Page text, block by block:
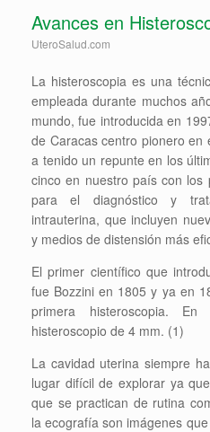
Avances en
UteroSalud.com
La histeroscopia es una
empleada durante muchos
mundo, fue introducida en
de Caracas centro pionero en
a tenido un repunte en los
cinco en nuestro país con los
para el diagnóstico y
intrauterina, que incluyen
y medios de distensión más
El primer científico que
fue Bozzini en 1805 y ya en
primera histeroscopia.
histeroscopio de 4 mm. (1)
La cavidad uterina siempre
lugar difícil de explorar ya
que se practican de rutina
la ecografía son imágenes